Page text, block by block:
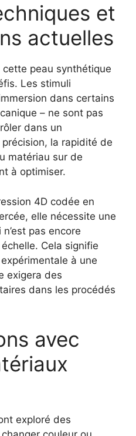
et
actuelles
peau synthétique
Les stimuli
dans certains
– ne sont pas
dans un
la rapidité de
matériau sur de
à optimiser.
4D codée en
elle nécessite une
pas encore
Cela signifie
à une
exigera des
dans les procédés
avec
exploré des